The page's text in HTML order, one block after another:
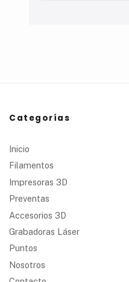
Categorías
Inicio
Filamentos
Impresoras 3D
Preventas
Accesorios 3D
Grabadoras Láser
Puntos
Nosotros